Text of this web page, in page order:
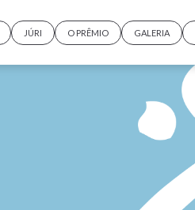
JÚRI O PRÊMIO GALERIA